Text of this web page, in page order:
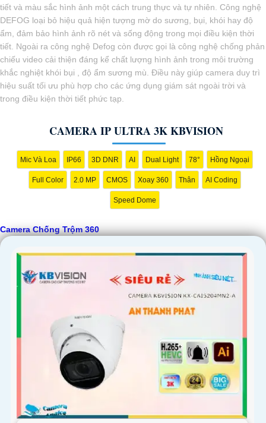
'
tiết và màu sắc hình ảnh một cách trung thực và tự nhiên. Công nghệ
DEFOG loại bỏ hiệu quả hiện tượng mờ do sương, bụi, khói hay độ
ẩm, đảm bảo hình ảnh rõ nét và sống động trong mọi điều kiện thời
tiết. Ngoài ra công nghệ Defog còn được gọi là công nghệ chống phản
chiếu video cải thiện đáng kể chất lượng hình ảnh trong môi trường
khắc nghiệt khói bụi , độ ẩm sương mù. Điều này giúp camera duy trì
hiệu suất tối ưu phù hợp cho các ứng dụng giám sát ngoài trời và
trong điều kiện thời tiết phức tạp.
CAMERA IP ULTRA 3K KBVISION
Mic Và Loa IP66 3D DNR AI Dual Light 78° Hồng Ngoại
Full Color 2.0 MP CMOS Xoay 360 Thân AI Coding
Speed Dome
Camera Chống Trộm 360